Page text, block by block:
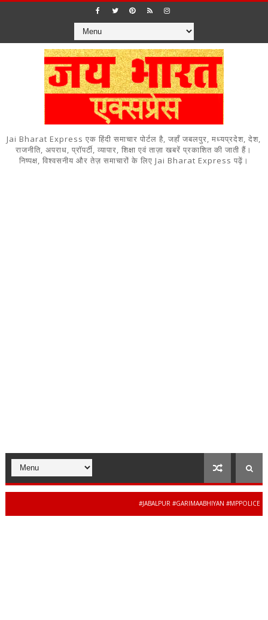
Jai Bharat Express एक हिंदी समाचार पोर्टल है, जहाँ जबलपुर, मध्यप्रदेश, देश,
राजनीति, अपराध, प्रॉपर्टी, व्यापार, शिक्षा एवं ताज़ा खबरें प्रकाशित की जाती हैं।
निष्पक्ष, विश्वसनीय और तेज़ समाचारों के लिए Jai Bharat Express पढ़ें।
#JABALPUR #GARIMAABHIYAN #MPPOLICE